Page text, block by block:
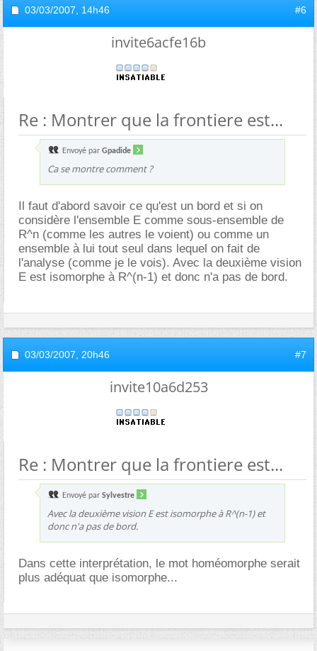
03/03/2007, 14h46 #6
invite6acfe16b
Re : Montrer que la frontiere est...
Envoyé par Gpadide
Ca se montre comment ?
Il faut d'abord savoir ce qu'est un bord et si on
considère l'ensemble E comme sous-ensemble de
R^n (comme les autres le voient) ou comme un
ensemble à lui tout seul dans lequel on fait de
l'analyse (comme je le vois). Avec la deuxième vision
E est isomorphe à R^(n-1) et donc n'a pas de bord.
03/03/2007, 20h46 #7
invite10a6d253
Re : Montrer que la frontiere est...
Envoyé par Sylvestre
Avec la deuxième vision E est isomorphe à R^(n-1) et
donc n'a pas de bord.
Dans cette interprétation, le mot homéomorphe serait
plus adéquat que isomorphe...